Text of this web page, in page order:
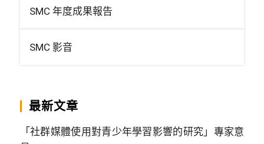
SMC 年度成果報告
SMC 影音
最新文章
「社群媒體使用對青少年學習影響的研究」專家意